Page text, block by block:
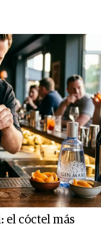
el cóctel más